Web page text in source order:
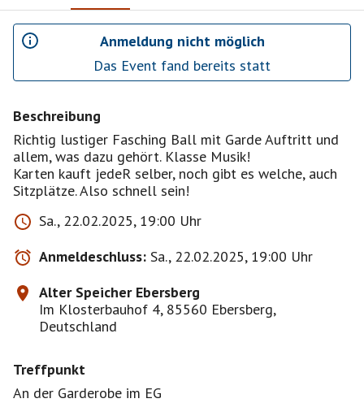
Anmeldung nicht möglich
Das Event fand bereits statt
Beschreibung
Richtig lustiger Fasching Ball mit Garde Auftritt und
allem, was dazu gehört. Klasse Musik!
Karten kauft jedeR selber, noch gibt es welche, auch
Sitzplätze. Also schnell sein!
Sa., 22.02.2025, 19:00 Uhr
Anmeldeschluss: Sa., 22.02.2025, 19:00 Uhr
Alter Speicher Ebersberg
Im Klosterbauhof 4, 85560 Ebersberg,
Deutschland
Treffpunkt
An der Garderobe im EG